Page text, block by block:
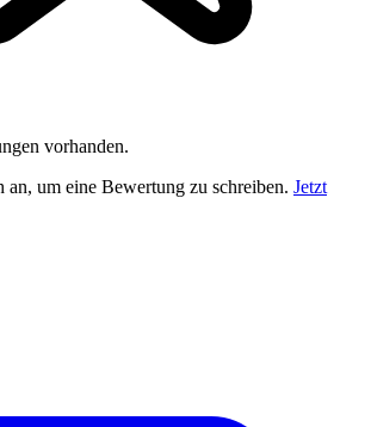
vorhanden.
an, um eine Bewertung zu schreiben. Jetzt